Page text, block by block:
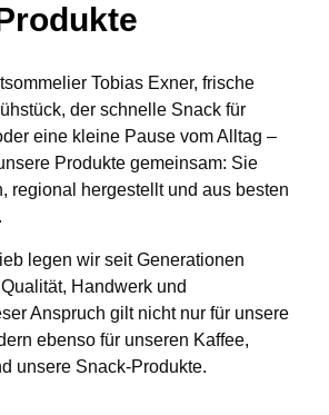
Tobias Exner, frische
der schnelle Snack für
eine kleine Pause vom Alltag –
Produkte gemeinsam: Sie
regional hergestellt und aus besten
legen wir seit Generationen
Handwerk und
Anspruch gilt nicht nur für unsere
ebenso für unseren Kaffee,
unsere Snack‑Produkte.